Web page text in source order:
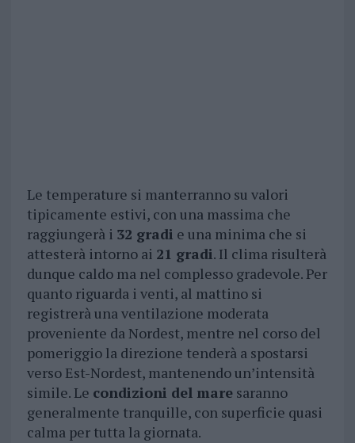
Le temperature si manterranno su valori
tipicamente estivi, con una massima che
raggiungerà i 32 gradi e una minima che si
attesterà intorno ai 21 gradi. Il clima risulterà
dunque caldo ma nel complesso gradevole. Per
quanto riguarda i venti, al mattino si
registrerà una ventilazione moderata
proveniente da Nordest, mentre nel corso del
pomeriggio la direzione tenderà a spostarsi
verso Est-Nordest, mantenendo un’intensità
simile. Le condizioni del maresaranno
generalmente tranquille, con superficie quasi
calma per tutta la giornata.